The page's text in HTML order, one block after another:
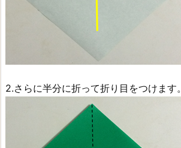
2.さらに半分に折って折り目をつけます。